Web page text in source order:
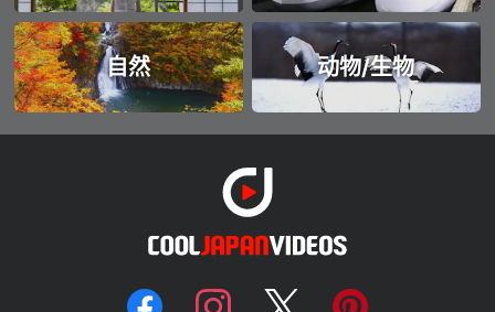
自然 动物/生物